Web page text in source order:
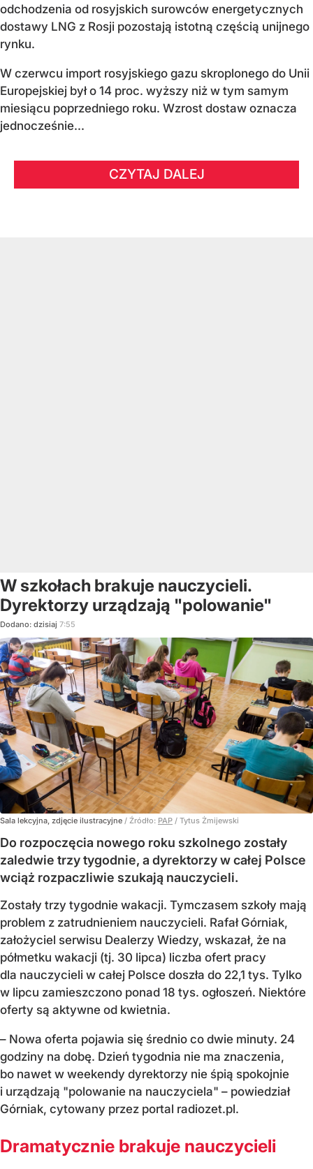
odchodzenia od rosyjskich surowców energetycznych
dostawy LNG z Rosji pozostają istotną częścią unijnego
rynku.
W czerwcu import rosyjskiego gazu skroplonego do Unii
Europejskiej był o 14 proc. wyższy niż w tym samym
miesiącu poprzedniego roku. Wzrost dostaw oznacza
jednocześnie...
CZYTAJ DALEJ
W szkołach brakuje nauczycieli.
Dyrektorzy urządzają "polowanie"
Dodano: dzisiaj 7:55
Sala lekcyjna, zdjęcie ilustracyjne / Źródło: PAP / Tytus Żmijewski
Do rozpoczęcia nowego roku szkolnego zostały
zaledwie trzy tygodnie, a dyrektorzy w całej Polsce
wciąż rozpaczliwie szukają nauczycieli.
Zostały trzy tygodnie wakacji. Tymczasem szkoły mają
problem z zatrudnieniem nauczycieli. Rafał Górniak,
założyciel serwisu Dealerzy Wiedzy, wskazał, że na
półmetku wakacji (tj. 30 lipca) liczba ofert pracy
dla nauczycieli w całej Polsce doszła do 22,1 tys. Tylko
w lipcu zamieszczono ponad 18 tys. ogłoszeń. Niektóre
oferty są aktywne od kwietnia.
– Nowa oferta pojawia się średnio co dwie minuty. 24
godziny na dobę. Dzień tygodnia nie ma znaczenia,
bo nawet w weekendy dyrektorzy nie śpią spokojnie
i urządzają "polowanie na nauczyciela" – powiedział
Górniak, cytowany przez portal radiozet.pl.
Dramatycznie brakuje nauczycieli